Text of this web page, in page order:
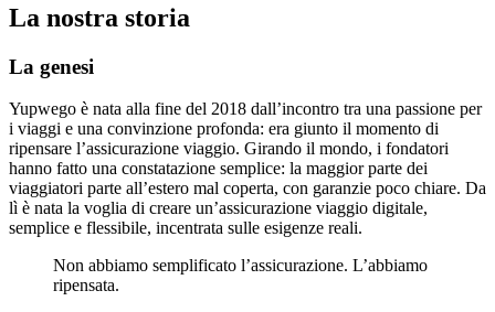
La nostra storia
La genesi
Yupwego è nata alla fine del 2018 dall’incontro tra una passione per
i viaggi e una convinzione profonda: era giunto il momento di
ripensare l’assicurazione viaggio. Girando il mondo, i fondatori
hanno fatto una constatazione semplice: la maggior parte dei
viaggiatori parte all’estero mal coperta, con garanzie poco chiare. Da
lì è nata la voglia di creare un’assicurazione viaggio digitale,
semplice e flessibile, incentrata sulle esigenze reali.
Non abbiamo semplificato l’assicurazione. L’abbiamo
ripensata.